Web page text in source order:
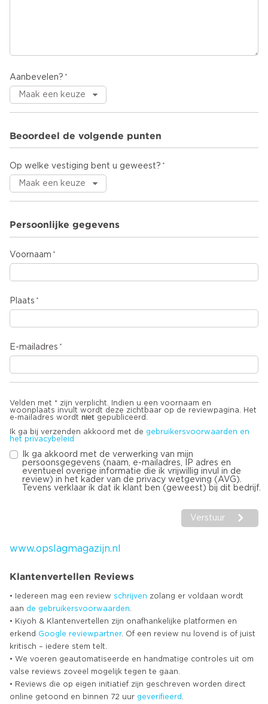
Aanbevelen?
Beoordeel de volgende punten
Op welke vestiging bent u geweest?
Persoonlijke gegevens
Voornaam
Plaats
E-mailadres
Velden met * zijn verplicht. Indien u een voornaam en
woonplaats invult wordt deze zichtbaar op de reviewpagina. Het
e-mailadres wordt niet gepubliceerd.
Ik ga bij verzenden akkoord met de gebruikersvoorwaarden en
het privacybeleid
Ik ga akkoord met de verwerking van mijn
persoonsgegevens (naam, e-mailadres, IP adres en
eventueel overige informatie die ik vrijwillig invul in de
review) in het kader van de privacy wetgeving (AVG).
Tevens verklaar ik dat ik klant ben (geweest) bij dit bedrijf.
Verstuur
www.opslagmagazijn.nl
Klantenvertellen Reviews
• Iedereen mag een review schrijven zolang er voldaan wordt
aan de gebruikersvoorwaarden
• Kiyoh & Klantenvertellen zijn onafhankelijke platformen en
erkend Google reviewpartner. Of een review nu lovend is of juist
kritisch – iedere stem telt.
• We voeren geautomatiseerde en handmatige controles uit om
valse reviews zoveel mogelijk tegen te gaan.
• Reviews die op eigen initiatief zijn geschreven worden direct
online getoond en binnen 72 uur geverifieerd